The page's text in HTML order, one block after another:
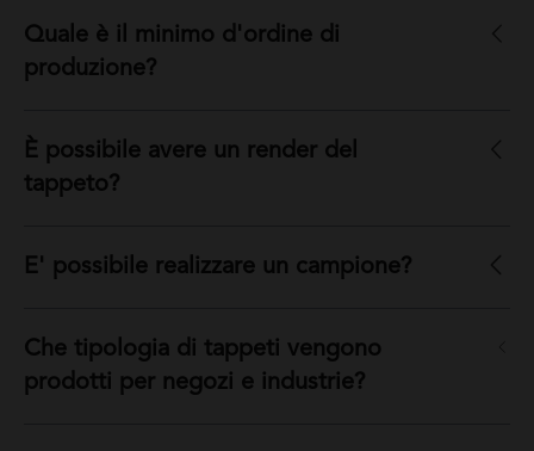
Quale è il minimo d'ordine di
produzione?
È possibile avere un render del
tappeto?
E' possibile realizzare un campione?
Che tipologia di tappeti vengono
prodotti per negozi e industrie?